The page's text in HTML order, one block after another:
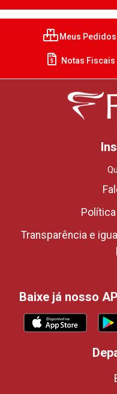
Meus Pedidos
Notas Fiscais
Transparência e
Baixe já nosso